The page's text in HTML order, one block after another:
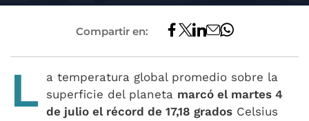
Compartir en:
L
a temperatura global promedio sobre la
superficie del planeta marcó el martes 4
de julio el récord de 17,18 grados Celsius